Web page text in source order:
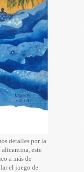
detalles por la
este
a más de
el juego de